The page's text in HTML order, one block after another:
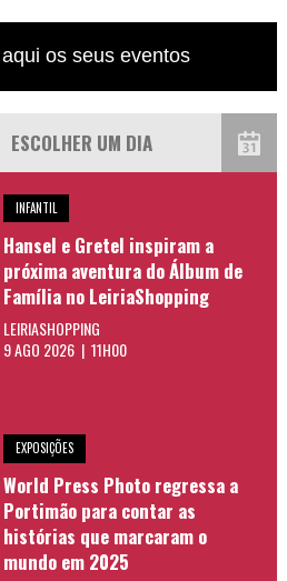
os seus eventos
INFANTIL
Hansel e Gretel inspiram a
próxima aventura do Álbum de
Família no LeiriaShopping
LEIRIASHOPPING
9 AGO 2026 | 11H00
EXPOSIÇÕES
World Press Photo regressa a
Portimão para contar as
histórias que marcaram o
mundo em 2025